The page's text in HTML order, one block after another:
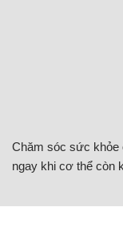
Chăm sóc sức khỏe
ngay khi cơ thể còn